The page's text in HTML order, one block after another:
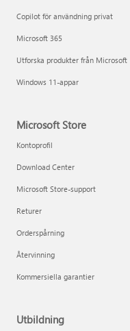
Copilot för användning privat
Microsoft 365
Utforska produkter från Microsoft
Windows 11-appar
Microsoft Store
Kontoprofil
Download Center
Microsoft Store-support
Returer
Orderspårning
Återvinning
Kommersiella garantier
Utbildning